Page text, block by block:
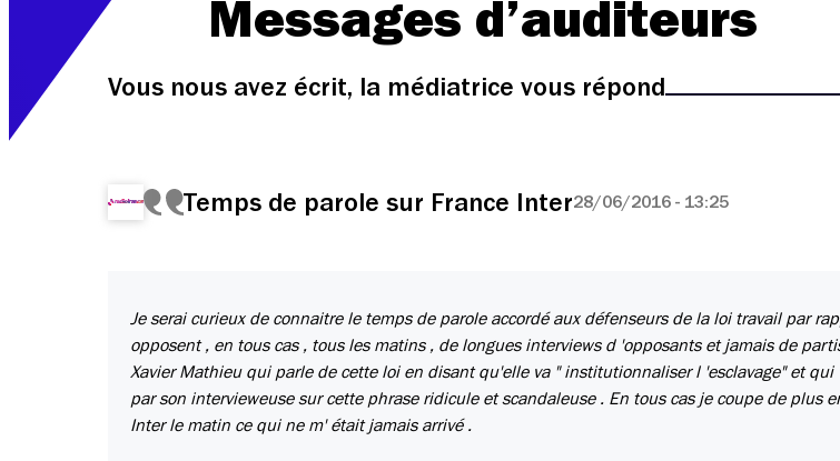
Messages d’auditeurs
Vous nous avez écrit, la médiatrice vous répond
Temps de parole sur France Inter28/06/2016 - 13:25
Je serai curieux de connaitre le temps de parole accordé aux défenseurs de la loi travail par
opposent , en tous cas , tous les matins , de longues interviews d 'opposants et jamais de
Xavier Mathieu qui parle de cette loi en disant qu'elle va " institutionnaliser l 'esclavage" et
par son intervieweuse sur cette phrase ridicule et scandaleuse . En tous cas je coupe de plus
Inter le matin ce qui ne m' était jamais arrivé .